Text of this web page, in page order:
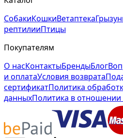
СобакиКошкиВетаптека
рептилииПтицы
Покупателям
О насКонтактыБрендыБлог
и оплатаУсловия возврата
сертификатПолитика
данныхПолитика в